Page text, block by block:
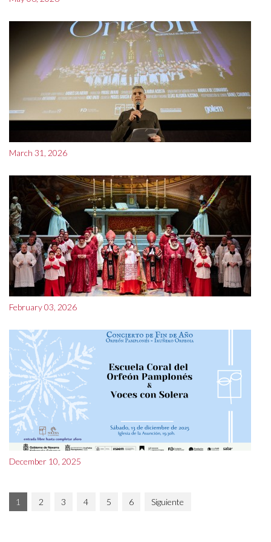
March 31, 2026
February 03, 2026
December 10, 2025
1 2 3 4 5 6 Siguiente